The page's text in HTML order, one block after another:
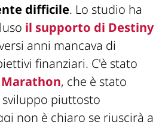
difficile. Lo studio ha
il supporto di Destiny
anni mancava di
finanziari. C'è stato
, che è stato
piuttosto
non è chiaro se riuscirà a